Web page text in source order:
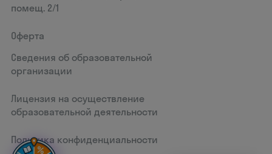
помещ. 2/1
Оферта
Сведения об образовательной
организации
Лицензия на осуществление
образовательной деятельности
Политика конфиденциальности